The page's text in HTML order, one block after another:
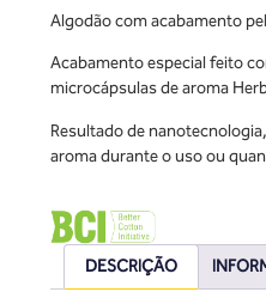
Algodão com acabamento
Acabamento especial feito
microcápsulas de aroma
Resultado de
aroma durante o uso ou
DESCRIÇÃO